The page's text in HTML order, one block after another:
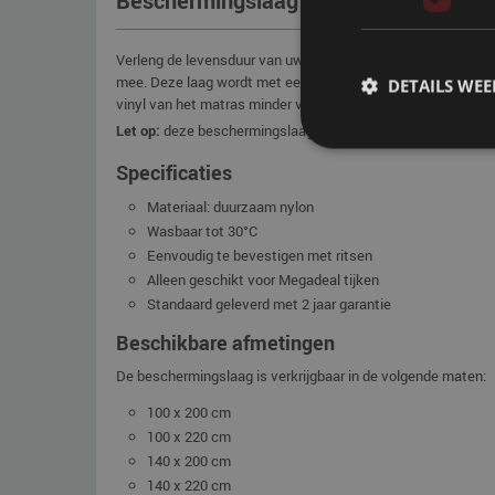
Verleng de levensduur van uw watermatras met een
mee. Deze laag wordt met een
rits-systeemeenvoudig
vinyl van het matras minder vaak gereinigd hoeft te
Let op: deze beschermingslaag met rits is uitsluitend te
Specificaties
Materiaal: duurzaam nylon
Wasbaar tot 30°C
Eenvoudig te bevestigen met ritsen
Alleen geschikt voor Megadeal tijken
Standaard geleverd met 2 jaar garantie
Beschikbare afmetingen
De beschermingslaag is verkrijgbaar in de volgende maten:
100 x 200 cm
100 x 220 cm
140 x 200 cm
140 x 220 cm
DETAILS